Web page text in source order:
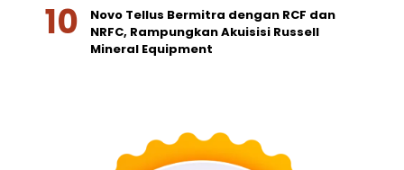
Novo Tellus Bermitra dengan RCF dan
NRFC, Rampungkan Akuisisi Russell
Mineral Equipment